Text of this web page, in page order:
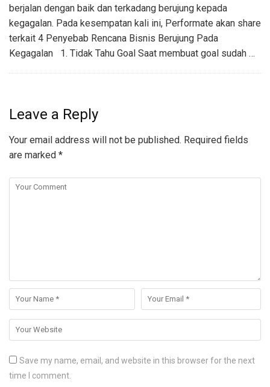
berjalan dengan baik dan terkadang berujung kepada
kegagalan. Pada kesempatan kali ini, Performate akan share
terkait 4 Penyebab Rencana Bisnis Berujung Pada
Kegagalan 1. Tidak Tahu Goal Saat membuat goal sudah …
Leave a Reply
Your email address will not be published. Required fields
are marked *
Save my name, email, and website in this browser for the next
time I comment.